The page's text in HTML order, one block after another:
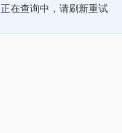
正在查询中，请刷新重试